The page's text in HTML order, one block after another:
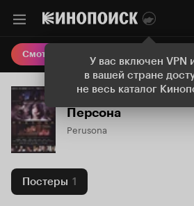
У вас включен VPN
в вашей стране
не весь каталог
Смотреть кино Онлайн-
Персона
Perusona
Постеры 1